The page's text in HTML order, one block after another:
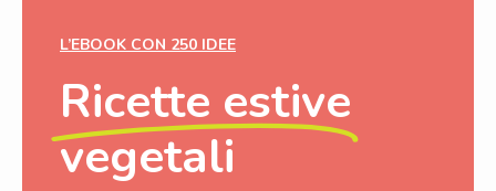
L’EBOOK CON 250 IDEE
Ricette estive
vegetali